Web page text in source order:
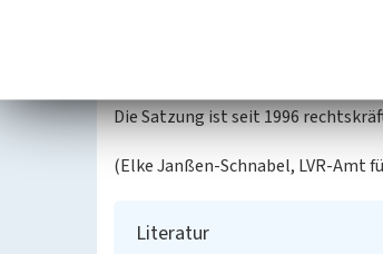
Sichtweite und in unmittelbarer
qualitätvollen Hofanlagen wird
sich in der räumlich klar
Die Satzung ist seit 1996
(Elke Janßen-Schnabel, LVR-Amt
Literatur